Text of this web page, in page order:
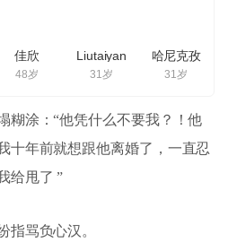
佳欣
48岁
Liutaiyan
31岁
哈尼克孜
31岁
糊涂：“他凭什么不要我？！他
十年前就想跟他离婚了，一直忍
给甩了 ”
指骂负心汉。